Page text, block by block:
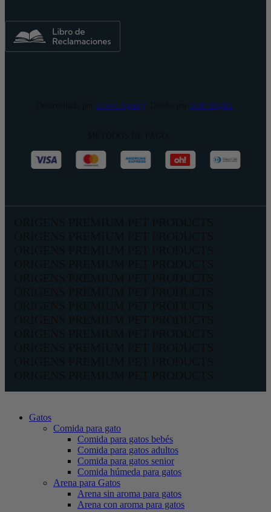
Enova Agency. Diseño por Staff Digital
Gatos
Comida para gato
Comida para gatos bebés
Comida para gatos adultos
Comida para gatos senior
Comida húmeda para gatos
Arena para Gatos
Arena sin aroma para gatos
Arena con aroma para gatos